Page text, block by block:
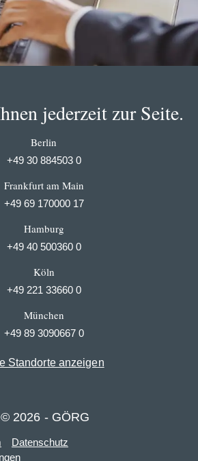
jederzeit zur Seite.
Berlin
+49 30 884503 0
Frankfurt am Main
+49 69 170000 17
Hamburg
+49 40 500360 0
Köln
+49 221 33660 0
München
+49 89 3090667 0
Standorte anzeigen
© 2026 - GÖRG
Datenschutz